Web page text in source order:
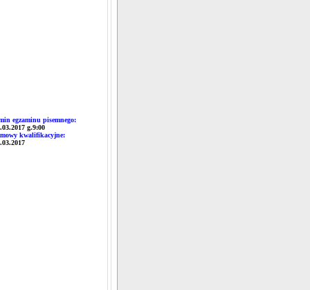
egzaminu pisemnego:
g.9:00
kwalifikacyjne: